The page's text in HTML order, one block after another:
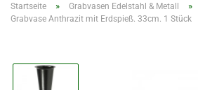
Startseite » Grabvasen Edelstahl & Metall »
Grabvase Anthrazit mit Erdspieß. 33cm. 1 Stück